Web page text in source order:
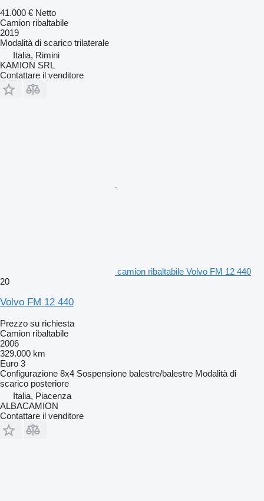
41.000 € Netto
Camion ribaltabile
2019
Modalità di scarico trilaterale
Italia, Rimini
KAMION SRL
Contattare il venditore
camion ribaltabile Volvo FM 12 440
20
Volvo FM 12 440
Prezzo su richiesta
Camion ribaltabile
2006
329.000 km
Euro 3
Configurazione 8x4 Sospensione balestre/balestre Modalità di
scarico posteriore
Italia, Piacenza
ALBACAMION
Contattare il venditore